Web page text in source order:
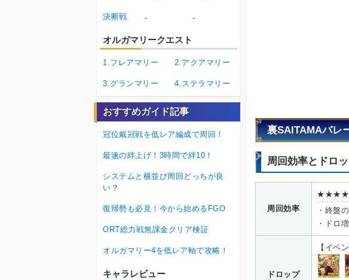
裏SAITAMAバレ
周回効率とドロ
周回効率
・終盤の
・ドロ
ドロップ
【イベ
決断戦 - -
オルガマリークエスト
1.フレアマリー 2.アクアマリー
3.グランマリー 4.ステラマリー
おすすめガイド記事
冠位戴冠戦を低レア編成で周回！
最速の絆上げ！3時間で絆10！
システムと横並び周回どっちが良
い？
復帰勢も必見！今から始めるFGO
ORT総力戦無課金クリア検証
オルガマリー4を低レア軸で攻略！
キャラレビュー